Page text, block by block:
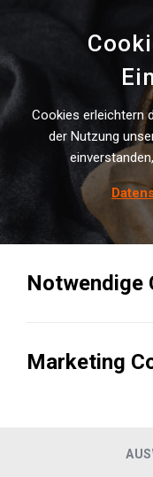
Ge­sucht:
Cookies erleichtern
der Nutzung
Notwendige
Marketing